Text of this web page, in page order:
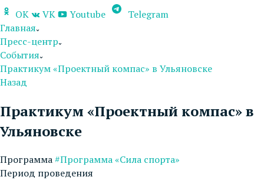
OK
VK Youtube
Telegram
Главная
Пресс-центр
События
Практикум «Проектный компас» в Ульяновске
Назад
Практикум «Проектный компас» в
Ульяновске
Программа#Программа «Сила спорта»
Период проведения